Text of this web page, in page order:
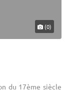
(0)
du 17ème siècle